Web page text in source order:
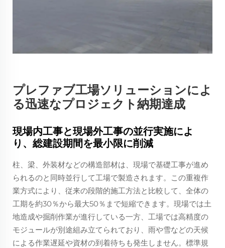
プレファブ工場ソリューションによ
る迅速なプロジェクト納期達成
現場内工事と現場外工事の並行実施によ
り、総建設期間を最小限に削減
柱、梁、外装材などの構造部材は、現場で基礎工事が進め
られるのと同時並行して工場で製造されます。この重複作
業方式により、従来の段階的施工方法と比較して、全体の
工期を約30％から最大50％まで短縮できます。現場では土
地造成や掘削作業が進行している一方、工場では高精度の
モジュールが別途組み立てられており、雨や雪などの天候
による作業遅延や資材の到着待ちも発生しません。標準規